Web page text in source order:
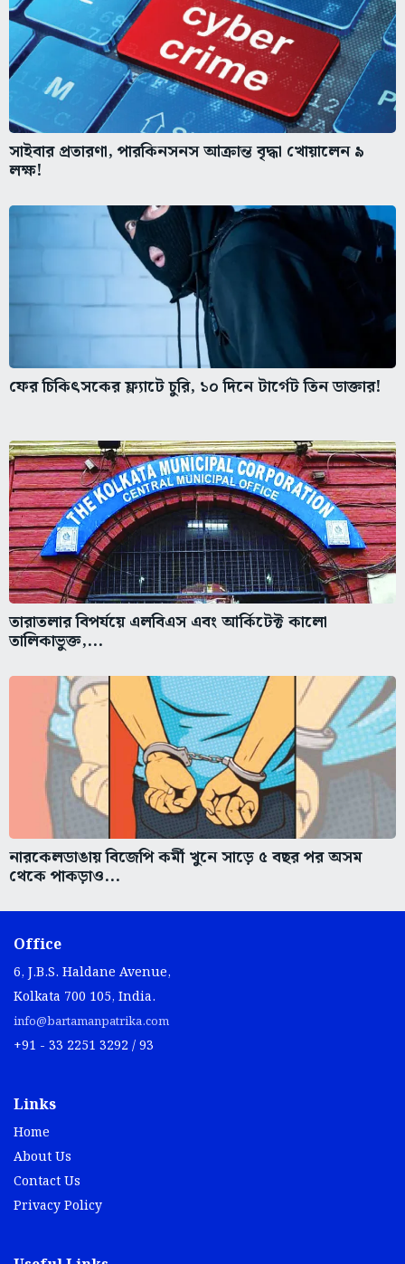
সাইবার প্রতারণা, পারকিনসনস আক্রান্ত বৃদ্ধা খোয়ালেন ৯
লক্ষ!
ফের চিকিৎসকের ফ্ল্যাটে চুরি, ১০ দিনে টার্গেট তিন ডাক্তার!
তারাতলার বিপর্যয়ে এলবিএস এবং আর্কিটেক্ট কালো
তালিকাভুক্ত,...
নারকেলডাঙায় বিজেপি কর্মী খুনে সাড়ে ৫ বছর পর অসম
থেকে পাকড়াও...
Office
6, J.B.S. Haldane Avenue,
Kolkata 700 105, India.
info@bartamanpatrika.com
+91 - 33 2251 3292 / 93
Links
Home
About Us
Contact Us
Privacy Policy